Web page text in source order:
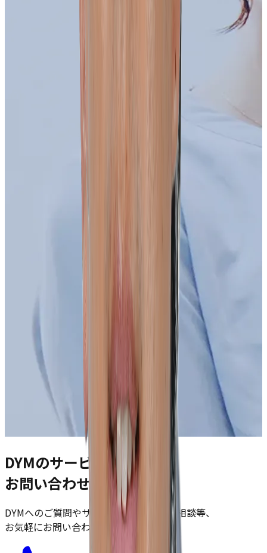
DYMのサービスに関する
お問い合わせ
DYMへのご質問やサービスについてのご相談等、
お気軽にお問い合わせください。